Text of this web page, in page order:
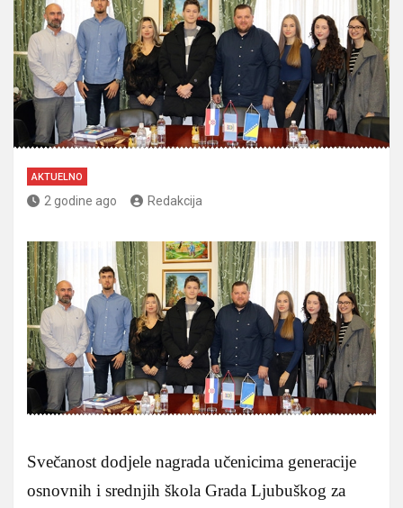
AKTUELNO
2 godine ago Redakcija
Svečanost dodjele nagrada učenicima generacije
osnovnih i srednjih škola Grada Ljubuškog za